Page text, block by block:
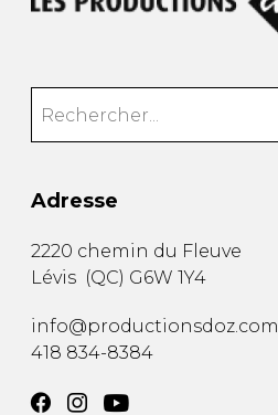
Adresse
2220 chemin du Fleuve
Lévis (QC) G6W 1Y4
info@productionsdoz.com
418 834-8384